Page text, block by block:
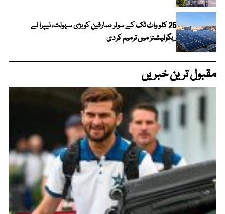
25 کلو واٹ تک کے سولر صارفین کو بڑی سہولت، نیپرا نے
ریگولیشنز میں ترمیم کردی
مقبول ترین خبریں